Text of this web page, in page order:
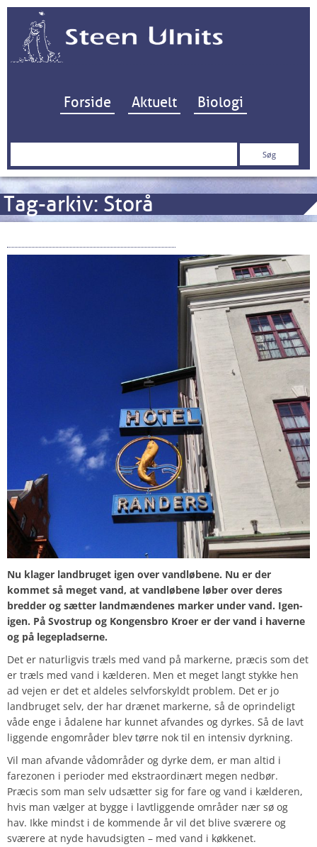
Hop til indhold
Forside Aktuelt Biologi
Søg
Tag-arkiv: Storå
Nu klager landbruget igen over vandløbene. Nu er der
kommet så meget vand, at vandløbene løber over deres
bredder og sætter landmændenes marker under vand. Igen-
igen. På Svostrup og Kongensbro Kroer er der vand i haverne
og på legepladserne.
Det er naturligvis træls med vand på markerne, præcis som det
er træls med vand i kælderen. Men et meget langt stykke hen
ad vejen er det et aldeles selvforskyldt problem. Det er jo
landbruget selv, der har drænet markerne, så de oprindeligt
våde enge i ådalene har kunnet afvandes og dyrkes. Så de lavt
liggende engområder blev tørre nok til en intensiv dyrkning.
Vil man afvande vådområder og dyrke dem, er man altid i
farezonen i perioder med ekstraordinært megen nedbør.
Præcis som man selv udsætter sig for fare og vand i kælderen,
hvis man vælger at bygge i lavtliggende områder nær sø og
hav. Ikke mindst i de kommende år vil det blive sværere og
sværere at nyde havudsigten – med vand i køkkenet.